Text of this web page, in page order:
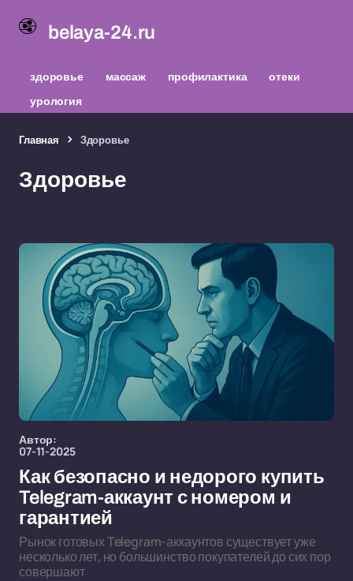
belaya-24.ru
здоровье массаж профилактика
отеки
урология
Главная Здоровье
Здоровье
Автор:
07-11-2025
Как безопасно и недорого купить
Telegram-аккаунт с номером и
гарантией
Рынок готовых Telegram-аккаунтов существует уже
несколько лет, но большинство покупателей до сих пор
совершают